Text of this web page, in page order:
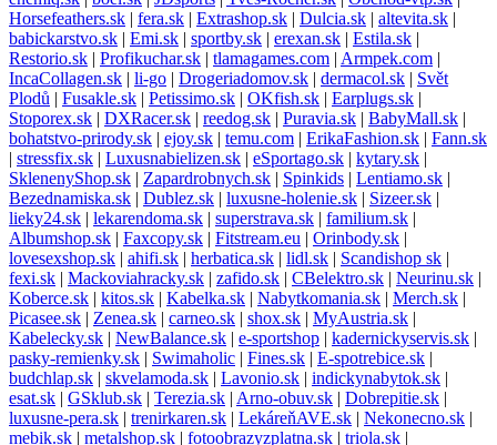
Horsefeathers.sk | fera.sk | Extrashop.sk | Dulcia.sk | altevita.sk |
babickarstvo.sk | Emi.sk | sportby.sk | erexan.sk | Estila.sk |
Restorio.sk | Profikuchar.sk | tlamagames.com | Armpek.com |
IncaCollagen.sk | li-go | Drogeriadomov.sk | dermacol.sk | Svět
Plodů | Fusakle.sk | Petissimo.sk | OKfish.sk | Earplugs.sk |
Stoporex.sk | DXRacer.sk | reedog.sk | Puravia.sk | BabyMall.sk |
bohatstvo-prirody.sk | ejoy.sk | temu.com | ErikaFashion.sk | Fann.sk
| stressfix.sk | Luxusnabielizen.sk | eSportago.sk | kytary.sk |
SklenenyShop.sk | Zapardrobnych.sk | Spinkids | Lentiamo.sk |
Bezednamiska.sk | Dublez.sk | luxusne-holenie.sk | Sizeer.sk |
lieky24.sk | lekarendoma.sk | superstrava.sk | familium.sk |
Albumshop.sk | Faxcopy.sk | Fitstream.eu | Orinbody.sk |
lovesexshop.sk | ahifi.sk | herbatica.sk | lidl.sk | Scandishop sk |
fexi.sk | Mackoviahracky.sk | zafido.sk | CBelektro.sk | Neurinu.sk |
Koberce.sk | kitos.sk | Kabelka.sk | Nabytkomania.sk | Merch.sk |
Picasee.sk | Zenea.sk | carneo.sk | shox.sk | MyAustria.sk |
Kabelecky.sk | NewBalance.sk | e-sportshop | kadernickyservis.sk |
pasky-remienky.sk | Swimaholic | Fines.sk | E-spotrebice.sk |
budchlap.sk | skvelamoda.sk | Lavonio.sk | indickynabytok.sk |
esat.sk | GSklub.sk | Terezia.sk | Arno-obuv.sk | Dobrepitie.sk |
luxusne-pera.sk | trenirkaren.sk | LekáreňAVE.sk | Nekonecno.sk |
mebik.sk | metalshop.sk | fotoobrazyzplatna.sk | triola.sk |